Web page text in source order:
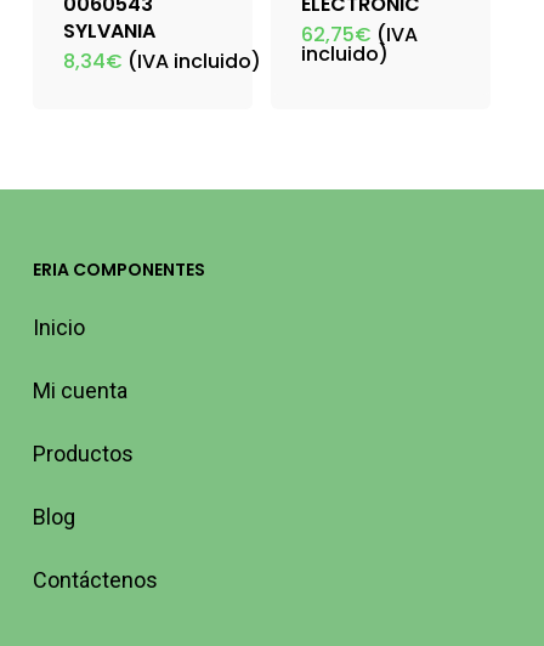
SYLVANIA
8,34€ (IVA incluido)
62,75€ (IVA
incluido)
ERIA COMPONENTES
Inicio
Mi cuenta
Productos
Blog
Contáctenos